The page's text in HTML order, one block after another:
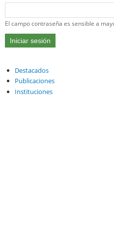
El campo contraseña es sensible a
Destacados
Publicaciones
Instituciones